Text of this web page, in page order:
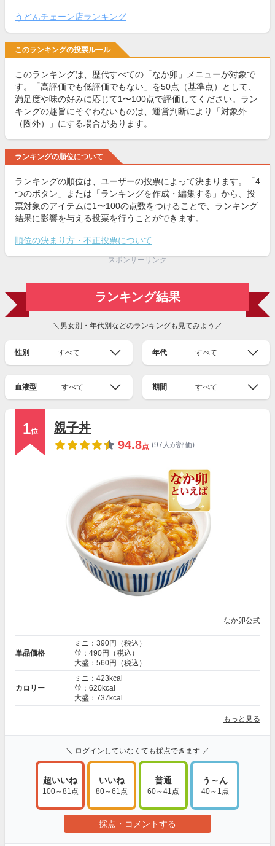
うどんチェーン店ランキング
このランキングの投票ルール
このランキングは、歴代すべての「なか卯」メニューが対象で
す。「高評価でも低評価でもない」を50点（基準点）として、
満足度や味の好みに応じて1〜100点で評価してください。ラン
キングの趣旨にそぐわないものは、運営判断により「対象外
（圏外）」にする場合があります。
ランキングの順位について
ランキングの順位は、ユーザーの投票によって決まります。「4
つのボタン」または「ランキングを作成・編集する」から、投
票対象のアイテムに1〜100の点数をつけることで、ランキング
結果に影響を与える投票を行うことができます。
順位の決まり方・不正投票について
スポンサーリンク
ランキング結果
＼男女別・年代別などのランキングも見てみよう／
性別 すべて 年代 すべて
血液型 すべて 期間 すべて
1位
親子丼
94.8点 (97人が評価)
なか卯公式
単品価格
ミニ：390円（税込）
並：490円（税込）
大盛：560円（税込）
カロリー
ミニ：423kcal
並：620kcal
大盛：737kcal
もっと見る
＼ ログインしていなくても採点できます ／
超いいね
100～81点
いいね
80～61点
普通
60～41点
う～ん
40～1点
採点・コメントする